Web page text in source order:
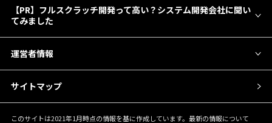
【PR】フルスクラッチ開発って高い？システム開発会社に聞い
てみました
運営者情報
サイトマップ
このサイトは2021年1月時点の情報を基に作成しています。最新の情報について